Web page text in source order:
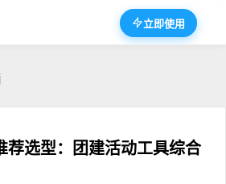
立即使用
荐选型：团建活动工具综合